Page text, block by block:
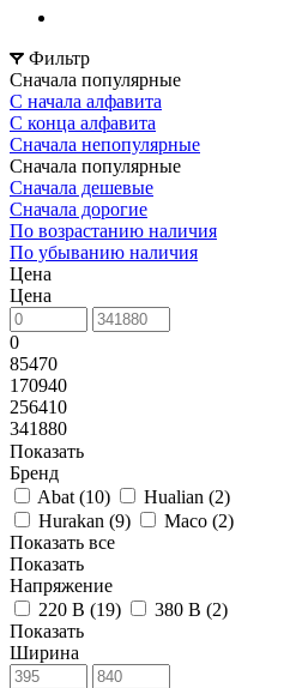
Фильтр
Сначала популярные
С начала алфавита
С конца алфавита
Сначала непопулярные
Сначала популярные
Сначала дешевые
Сначала дорогие
По возрастанию наличия
По убыванию наличия
Цена
Цена
0
85470
170940
256410
341880
Показать
Бренд
Abat (10) Hualian (2)
Hurakan (9) Maco (2)
Показать все
Показать
Напряжение
220 В (19) 380 В (2)
Показать
Ширина